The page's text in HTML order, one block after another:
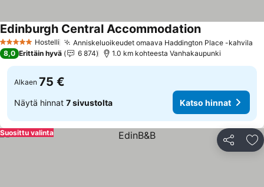
5 TähtiluokitusHostelli Anniskeluoikeudet omaava Haddington Place -kahvila
Edinburgh Central Accommodation
8,0 Erittäin hyvä 6 874 1.0 km kohteesta Vanhakaupunki
Alkaen 75 €
Näytä hinnat 7 sivustolta Katso hinnat
Jaa
Suosittu valinta